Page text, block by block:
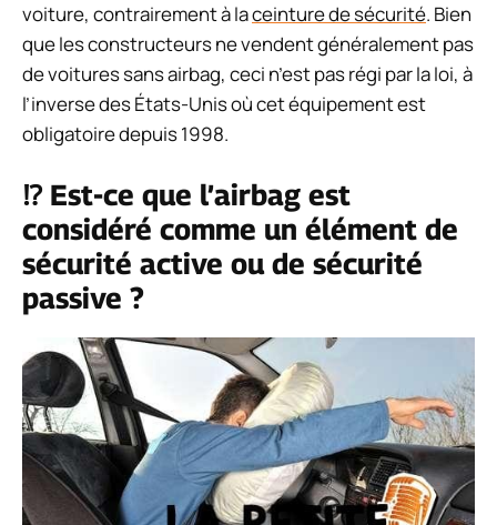
voiture, contrairement à laceinture de sécurité. Bien
que les constructeurs ne vendent généralement pas
de voitures sans airbag, ceci n’est pas régi par la loi, à
l’inverse des États-Unis où cet équipement est
obligatoire depuis 1998.
⁉️ Est-ce que l’airbag est
considéré comme un élément de
sécurité active ou de sécurité
passive ?